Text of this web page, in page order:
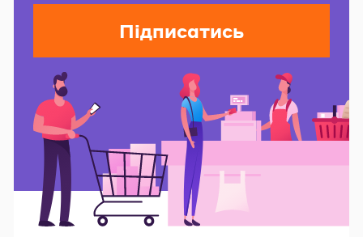
Підписатись